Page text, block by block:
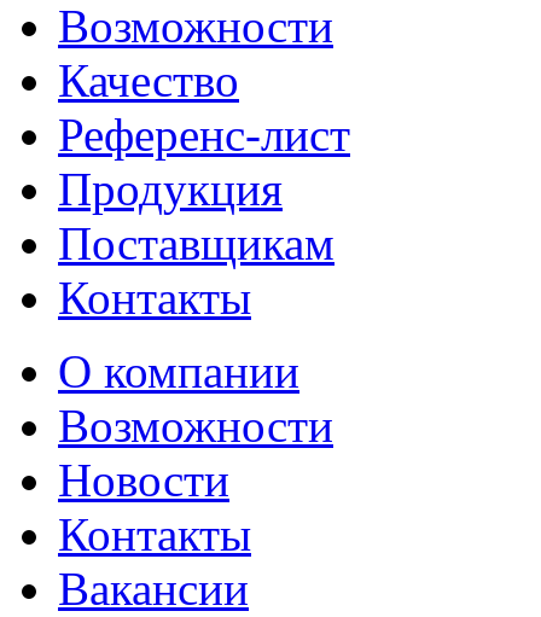
Возможности
Качество
Референс-лист
Продукция
Поставщикам
Контакты
О компании
Возможности
Новости
Контакты
Вакансии